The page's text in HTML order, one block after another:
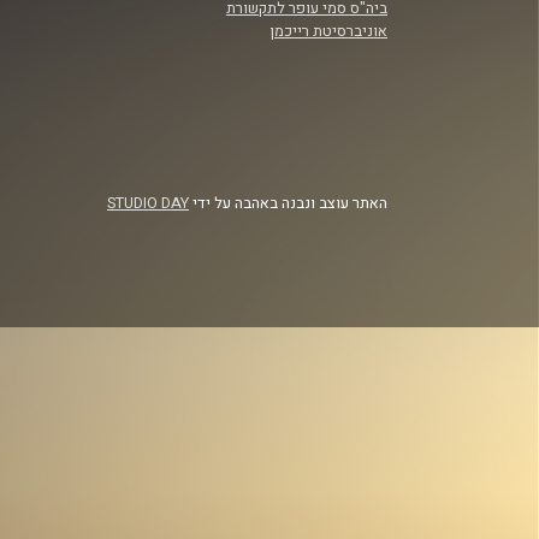
ביה"ס סמי עופר לתקשורת
אוניברסיטת רייכמן
האתר עוצב ונבנה באהבה על ידיSTUDIO DAY